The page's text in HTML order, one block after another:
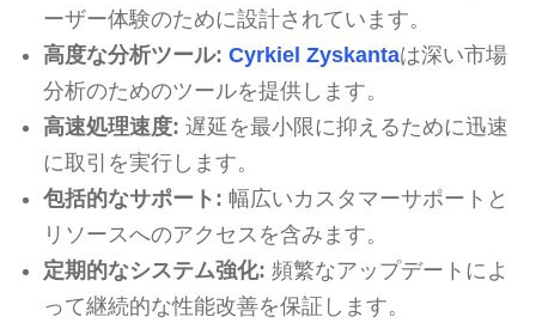
ーザー体験のために設計されています。
高度な分析ツール: Cyrkiel Zyskantaは深い市場
分析のためのツールを提供します。
高速処理速度: 遅延を最小限に抑えるために迅速
に取引を実行します。
包括的なサポート: 幅広いカスタマーサポートと
リソースへのアクセスを含みます。
定期的なシステム強化: 頻繁なアップデートによ
って継続的な性能改善を保証します。